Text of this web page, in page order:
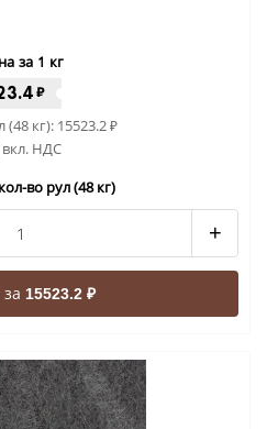
за 1 кг
₽
(48 кг): 15523.2₽
вкл. НДС
во рул (48 кг)
+
15523.2 ₽